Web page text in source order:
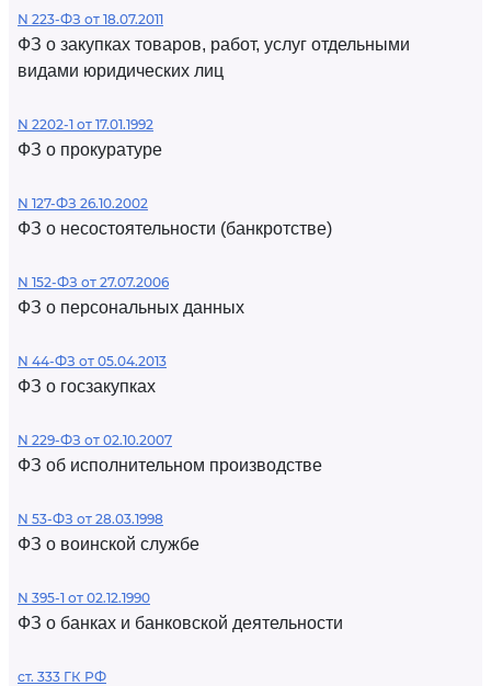
N 223-ФЗ от 18.07.2011
ФЗ о закупках товаров, работ, услуг отдельными
видами юридических лиц
N 2202-1 от 17.01.1992
ФЗ о прокуратуре
N 127-ФЗ 26.10.2002
ФЗ о несостоятельности (банкротстве)
N 152-ФЗ от 27.07.2006
ФЗ о персональных данных
N 44-ФЗ от 05.04.2013
ФЗ о госзакупках
N 229-ФЗ от 02.10.2007
ФЗ об исполнительном производстве
N 53-ФЗ от 28.03.1998
ФЗ о воинской службе
N 395-1 от 02.12.1990
ФЗ о банках и банковской деятельности
ст. 333 ГК РФ